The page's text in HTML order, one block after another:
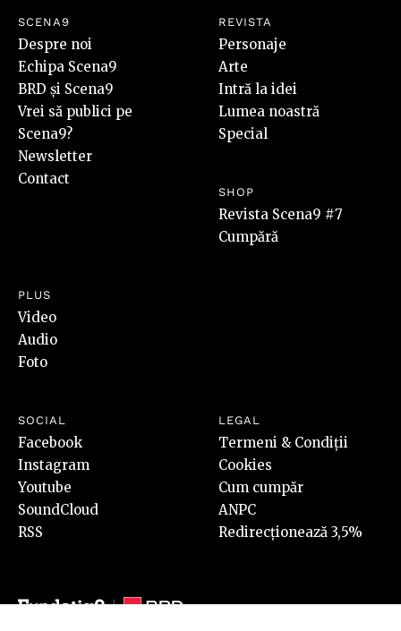
SCENA9
Despre noi
Echipa Scena9
BRD și Scena9
Vrei să publici pe
Scena9?
Newsletter
Contact
REVISTA
Personaje
Arte
Intră la idei
Lumea noastră
Special
SHOP
Revista Scena9 #7
Cumpără
PLUS
Video
Audio
Foto
SOCIAL
Facebook
Instagram
Youtube
SoundCloud
RSS
LEGAL
Termeni & Condiții
Cookies
Cum cumpăr
ANPC
Redirecționează 3,5%